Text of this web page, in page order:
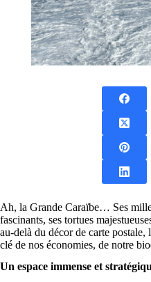
Ah, la Grande Caraïbe… Ses
fascinants, ses tortues
au-delà du décor de carte postale,
clé de nos économies, de notre
Un espace immense et